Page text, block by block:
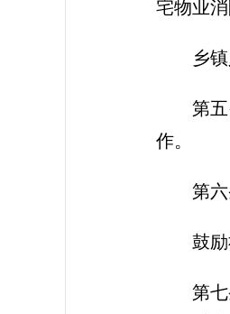
宅物业消
乡
第
作。
第
鼓
第